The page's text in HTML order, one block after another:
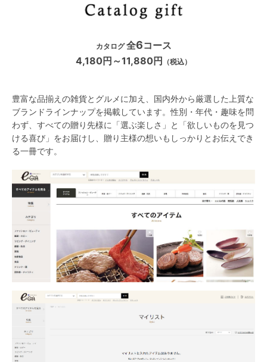
カタログ全6コース
4,180円～11,880円
（税込）
豊富な品揃えの雑貨とグルメに加え、国内外から厳選した上質な
ブランドラインナップを掲載しています。性別・年代・趣味を問
わず、すべての贈り先様に「選ぶ楽しさ」と「欲しいものを見つ
ける喜び」をお届けし、贈り主様の想いもしっかりとお伝えでき
る一冊です。